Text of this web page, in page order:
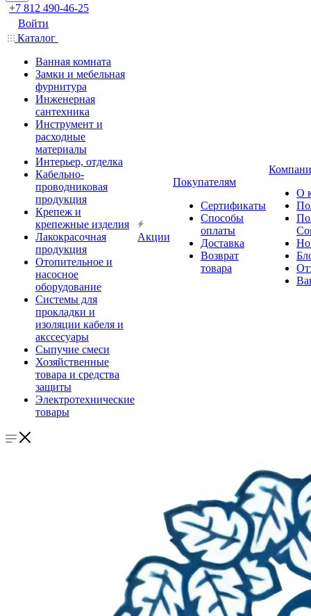
+7 812 490-46-25
Войти
Каталог
Ванная комната
Замки и мебельная
фурнитура
Инженерная
сантехника
Инструмент и
расходные
материалы
Интерьер, отделка
Кабельно-
проводниковая
продукция
Крепеж и
крепежные изделия
Лакокрасочная
продукция
Отопительное и
насосное
оборудование
Системы для
прокладки и
изоляции кабеля и
акссесуары
Сыпучие смеси
Хозяйственные
товара и средства
защиты
Электротехнические
товары
Акции
Покупателям
Сертификаты
Способы
оплаты
Доставка
Возврат
товара
О